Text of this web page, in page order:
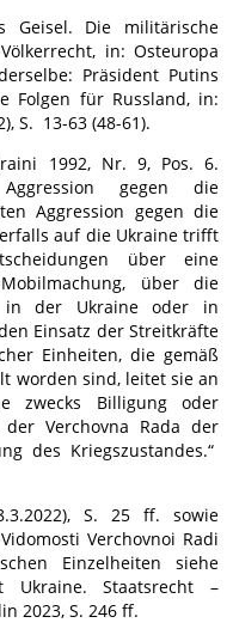
Geisel. Die militärische
in: Osteuropa
Präsident Putins
Folgen für Russland, in:
S. 13-63 (48-61).
1992, Nr. 9, Pos. 6.
gegen die
Aggression gegen die
auf die Ukraine trifft
über eine
über die
in der Ukraine oder in
Einsatz der Streitkräfte
Einheiten, die gemäß
worden sind, leitet sie an
zwecks Billigung oder
Verchovna Rada der
des Kriegszustandes.“
S. 25 ff. sowie
Verchovnoi Radi
Einzelheiten siehe
Ukraine. Staatsrecht –
2023, S. 246 ff.